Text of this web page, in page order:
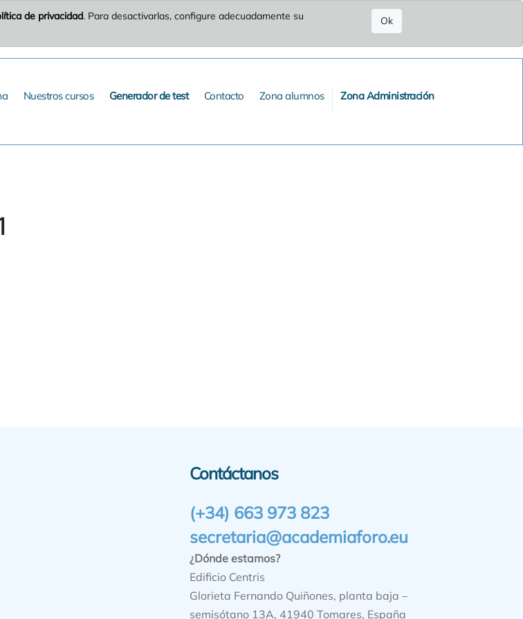
de privacidad. Para desactivarlas, configure adecuadamente su
Ok
Nuestros cursos Generador de test Contacto Zona alumnos Zona Administración
Contáctanos
(+34) 663 973 823
secretaria@academiaforo.eu
¿Dónde estamos?
Edificio Centris
Glorieta Fernando Quiñones, planta baja –
semisótano 13A, 41940 Tomares, España